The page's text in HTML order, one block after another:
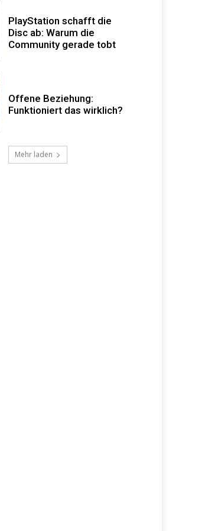
PlayStation schafft die
Disc ab: Warum die
Community gerade tobt
Offene Beziehung:
Funktioniert das wirklich?
Mehr laden